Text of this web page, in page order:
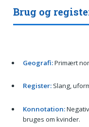
Brug og
Geografi:Primært
Register:Slang,
Konnotation:
bruges om kvinder.